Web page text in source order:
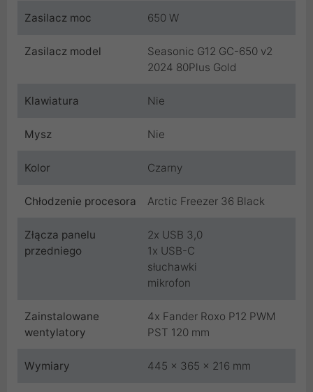
Zasilacz moc 650 W
Zasilacz model
Seasonic G12 GC-650 v2
2024 80Plus Gold
Klawiatura Nie
Mysz Nie
Kolor Czarny
Chłodzenie procesora Arctic Freezer 36 Black
Złącza panelu
przedniego
2x USB 3,0
1x USB-C
słuchawki
mikrofon
Zainstalowane
wentylatory
4x Fander Roxo P12 PWM
PST 120 mm
Wymiary 445 x 365 x 216 mm